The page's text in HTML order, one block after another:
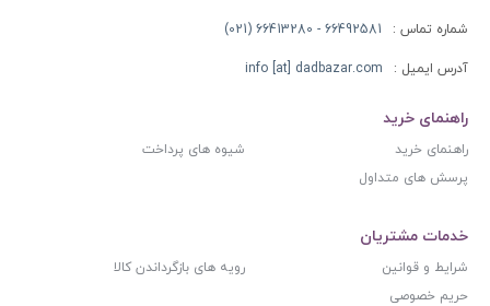
شماره تماس : 66492581 - 66413280 (021)
آدرس ایمیل : info [at] dadbazar.com
راهنمای خرید
راهنمای خرید
شیوه های پرداخت
پرسش های متداول
خدمات مشتریان
شرایط و قوانین
رویه های بازگرداندن کالا
حریم خصوصی